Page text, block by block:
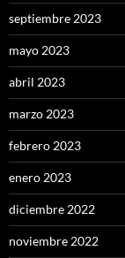
septiembre 2023
mayo 2023
abril 2023
marzo 2023
febrero 2023
enero 2023
diciembre 2022
noviembre 2022